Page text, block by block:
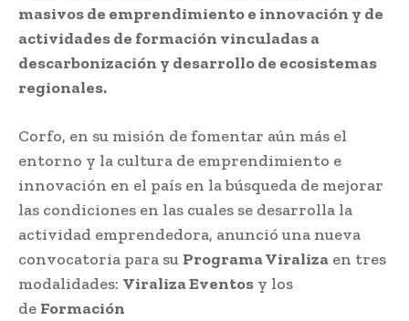
masivos de emprendimiento e innovación y de
actividades de formación vinculadas a
descarbonización y desarrollo de ecosistemas
regionales.
Corfo, en su misión de fomentar aún más el
entorno y la cultura de emprendimiento e
innovación en el país en la búsqueda de mejorar
las condiciones en las cuales se desarrolla la
actividad emprendedora, anunció una nueva
convocatoria para su Programa Viraliza en tres
modalidades: Viraliza Eventos y los
de Formación